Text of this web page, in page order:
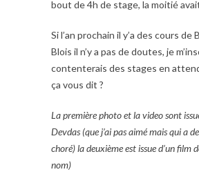
bout de 4h de stage, la moitié
Si l’an prochain il y’a des cours de
Blois il n’y a pas de doutes, je
contenterais des stages en
ça vous dit ?
La première photo et la video sont
Devdas (que j’ai pas aimé mais qui a
choré) la deuxième est issue d’un film
nom)